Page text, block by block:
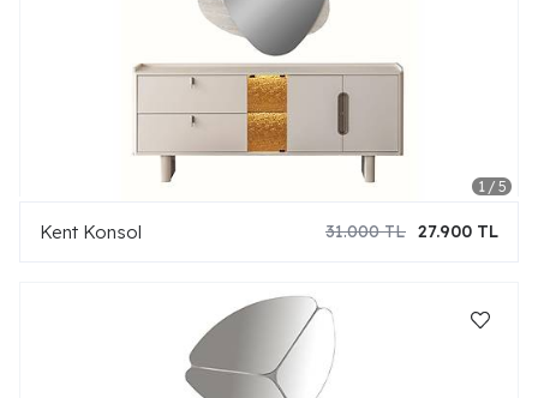
Kent Konsol 27.900 TL
31.000 TL